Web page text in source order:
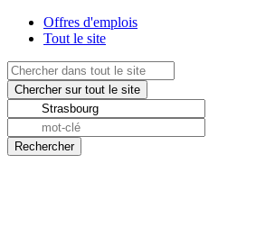
Offres d'emplois
Tout le site